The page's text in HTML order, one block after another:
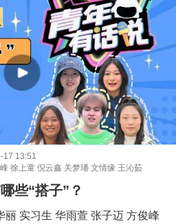
17 13:51
徐上童 倪云鑫 关梦璠 文情缘 王沁茹
些“搭子”？
丽 实习生 华雨萱 张子迈 方俊峰